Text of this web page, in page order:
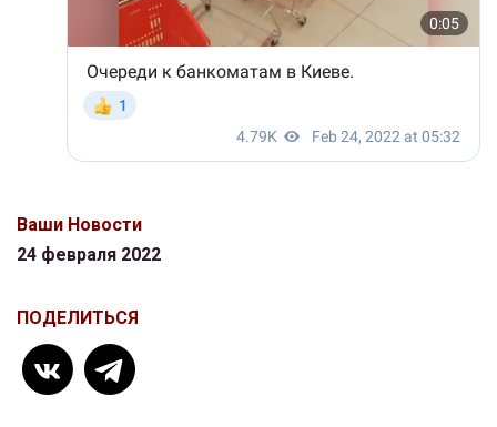
Ваши Новости
24 февраля 2022
ПОДЕЛИТЬСЯ